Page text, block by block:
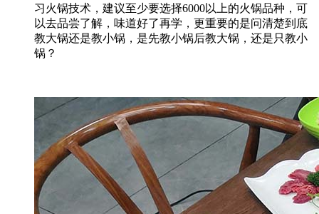
习火锅技术，建议至少要选择6000以上的火锅品种，可
以去品尝了解，味道好了再学，更重要的是问清楚到底
教大锅还是教小锅，是先教小锅后教大锅，还是只教小
锅？